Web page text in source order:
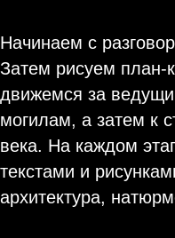
Начинаем с
Затем рисуем план-
движемся за
могилам, а затем к
века. На каждом
текстами и
архитектура,